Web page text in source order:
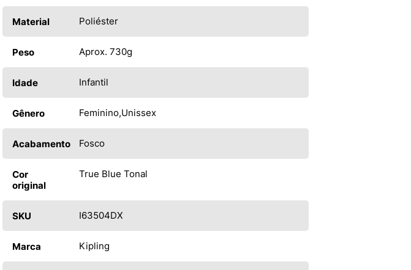
Material Poliéster
Peso Aprox. 730g
Idade Infantil
Gênero Feminino Unissex
Acabamento Fosco
Cor
original
True Blue Tonal
SKU I63504DX
Marca Kipling